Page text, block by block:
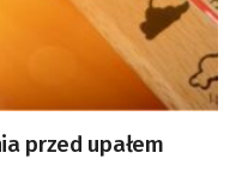
przed upałem